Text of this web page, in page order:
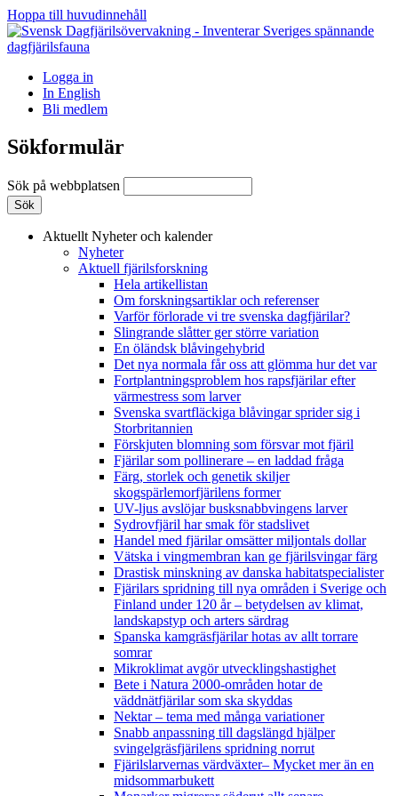
Hoppa till huvudinnehåll
Logga in
In English
Bli medlem
Sökformulär
Sök på webbplatsen
Aktuellt Nyheter och kalender
Nyheter
Aktuell fjärilsforskning
Hela artikellistan
Om forskningsartiklar och referenser
Varför förlorade vi tre svenska dagfjärilar?
Slingrande slåtter ger större variation
En öländsk blåvingehybrid
Det nya normala får oss att glömma hur det var
Fortplantningsproblem hos rapsfjärilar efter
värmestress som larver
Svenska svartfläckiga blåvingar sprider sig i
Storbritannien
Förskjuten blomning som försvar mot fjäril
Fjärilar som pollinerare – en laddad fråga
Färg, storlek och genetik skiljer
skogspärlemorfjärilens former
UV-ljus avslöjar busksnabbvingens larver
Sydrovfjäril har smak för stadslivet
Handel med fjärilar omsätter miljontals dollar
Vätska i vingmembran kan ge fjärilsvingar färg
Drastisk minskning av danska habitatspecialister
Fjärilars spridning till nya områden i Sverige och
Finland under 120 år– betydelsen av klimat,
landskapstyp och arters särdrag
Spanska kamgräsfjärilar hotas av allt torrare
somrar
Mikroklimat avgör utvecklingshastighet
Bete i Natura 2000-områden hotar de
väddnätfjärilar som ska skyddas
Nektar – tema med många variationer
Snabb anpassning till dagslängd hjälper
svingelgräsfjärilens spridning norrut
Fjärilslarvernas värdväxter– Mycket mer än en
midsommarbukett